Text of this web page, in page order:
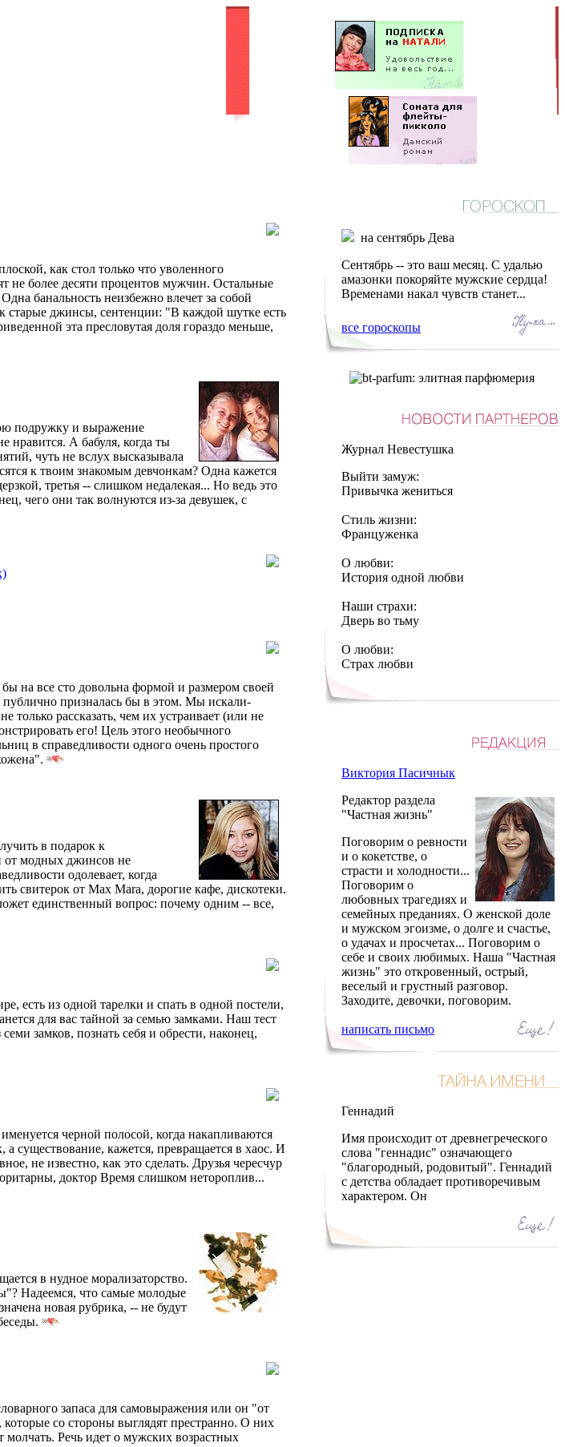
как стол только что уволенного
более десяти процентов мужчин. Остальные
банальность неизбежно влечет за собой
старые джинсы, сентенции: "В каждой шутке есть
эта пресловутая доля гораздо меньше,
подружку и выражение
нравится. А бабуля, когда ты
чуть не вслух высказывала
к твоим знакомым девчонкам? Одна кажется
третья -- слишком недалекая... Но ведь это
чего они так волнуются из-за девушек, с
на все сто довольна формой и размером своей
призналась бы в этом. Мы искали-
только рассказать, чем их устраивает (или не
его! Цель этого необычного
в справедливости одного очень простого
в подарок к
от модных джинсов не
одолевает, когда
свитерок от Max Mara, дорогие кафе, дискотеки.
единственный вопрос: почему одним -- все,
есть из одной тарелки и спать в одной постели,
для вас тайной за семью замками. Наш тест
замков, познать себя и обрести, наконец,
черной полосой, когда накапливаются
существование, кажется, превращается в хаос. И
не известно, как это сделать. Друзья чересчур
доктор Время слишком нетороплив...
в нудное морализаторство.
Надеемся, что самые молодые
новая рубрика, -- не будут
запаса для самовыражения или он "от
со стороны выглядят престранно. О них
Речь идет о мужских возрастных
на сентябрь Дева
Сентябрь -- это ваш месяц. С удалью
амазонки покоряйте мужские сердца!
Временами накал чувств станет...
все гороскопы
Журнал Невестушка
Выйти замуж:
Привычка жениться
Стиль жизни:
Француженка
О любви:
История одной любви
Наши страхи:
Дверь во тьму
О любви:
Страх любви
Виктория Пасичнык
Редактор раздела
"Частная жизнь"
Поговорим о ревности
и о кокетстве, о
страсти и холодности...
Поговорим о
любовных трагедиях и
семейных преданиях. О женской доле
и мужском эгоизме, о долге и счастье,
о удачах и просчетах... Поговорим о
себе и своих любимых. Наша "Частная
жизнь" это откровенный, острый,
веселый и грустный разговор.
Заходите, девочки, поговорим.
написать письмо
Геннадий
Имя происходит от древнегреческого
слова "геннадис" означающего
"благородный, родовитый". Геннадий
с детства обладает противоречивым
характером. Он